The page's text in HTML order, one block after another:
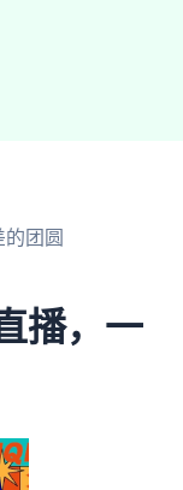
团圆
播，一